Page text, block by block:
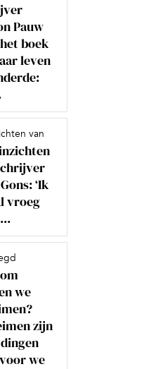
Pauw
boek
leven
van
‘Ik
vroeg
we
zijn
we